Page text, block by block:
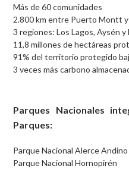
Más de 60 comunidades
2.800 km entre Puerto Montt
3 regiones: Los Lagos, Aysén y
11,8 millones de hectáreas
91% del territorio protegido
3 veces más carbono
Parques Nacionales
Parques:
Parque Nacional Alerce Andino
Parque Nacional Hornopirén